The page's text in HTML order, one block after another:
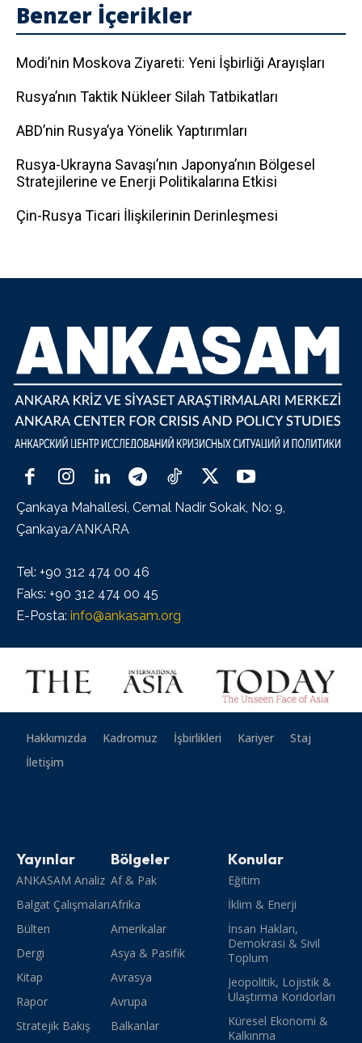
Benzer İçerikler
Modi’nin Moskova Ziyareti: Yeni İşbirliği Arayışları
Rusya’nın Taktik Nükleer Silah Tatbikatları
ABD’nin Rusya’ya Yönelik Yaptırımları
Rusya-Ukrayna Savaşı’nın Japonya’nın Bölgesel
Stratejilerine ve Enerji Politikalarına Etkisi
Çin-Rusya Ticari İlişkilerinin Derinleşmesi
Çankaya Mahallesi, Cemal Nadir Sokak, No: 9,
Çankaya/ANKARA
Tel: +90 312 474 00 46
Faks: +90 312 474 00 45
E-Posta: info@ankasam.org
Hakkımızda Kadromuz İşbirlikleri Kariyer
Staj
İletişim
Yayınlar
ANKASAM Analiz
Balgat Çalışmaları
Bülten
Dergi
Kitap
Rapor
Stratejik Bakış
Bölgeler
Af & Pak
Afrika
Amerikalar
Asya & Pasifik
Avrasya
Avrupa
Balkanlar
Konular
Eğitim
İklim & Enerji
İnsan Hakları,
Demokrasi & Sivil
Toplum
Jeopolitik, Lojistik &
Ulaştırma Koridorları
Küresel Ekonomi &
Kalkınma